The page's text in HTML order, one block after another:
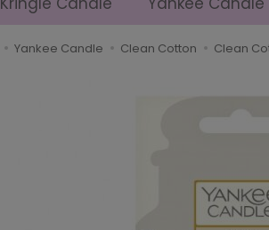
Yankee Candle Clean Cotton Clean